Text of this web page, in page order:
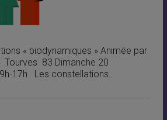
« biodynamiques » Animée par
Tourves 83 Dimanche 20
17h Les constellations...